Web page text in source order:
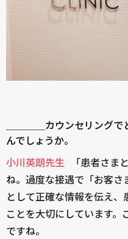
＿＿＿＿カウンセリング
んでしょうか。
小川英朗先生
「患者さま
ね。過度な接遇で「お客さ
として正確な情報を伝え、
ことを大切にしています。
ですね。